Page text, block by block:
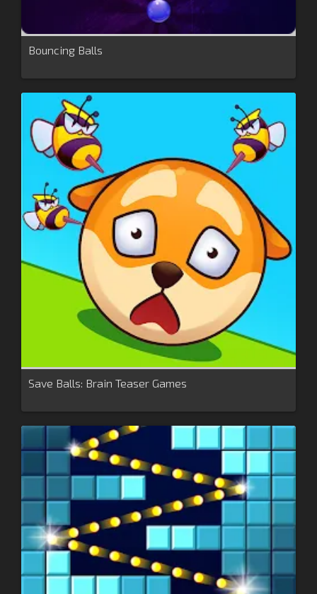
Bouncing Balls
Save Balls: Brain Teaser Games